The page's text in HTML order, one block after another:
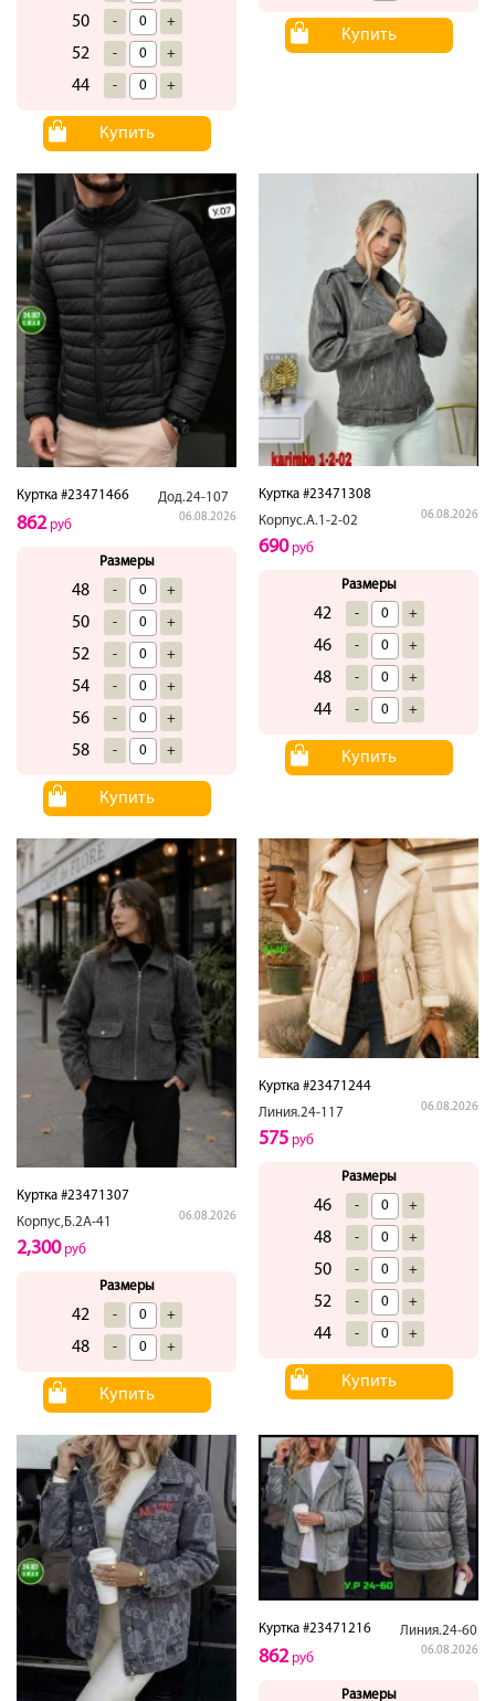
50 - +
52 - +
44 - +
Купить
Купить
Куртка #23471466 Дод.24-107
06.08.2026
862руб
Размеры
48 - +
50 - +
52 - +
54 - +
56 - +
58 - +
Купить
Куртка #23471308
Корпус.А.1-2-02
06.08.2026
690руб
Размеры
42 - +
46 - +
48 - +
44 - +
Купить
Куртка #23471307
Корпус,Б.2А-41
06.08.2026
2,300руб
Размеры
42 - +
48 - +
Купить
Куртка #23471244
Линия.24-117
06.08.2026
575 руб
Размеры
46 - +
48 - +
50 - +
52 - +
44 - +
Купить
Куртка #23471216 Линия.24-60
06.08.2026
862руб
Размеры